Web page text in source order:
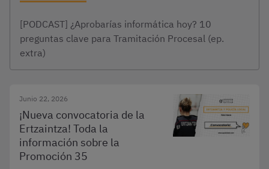
[PODCAST] ¿Aprobarías informática hoy? 10
preguntas clave para Tramitación Procesal (ep.
extra)
Junio 22, 2026
¡Nueva convocatoria de la
Ertzaintza! Toda la
información sobre la
Promoción 35